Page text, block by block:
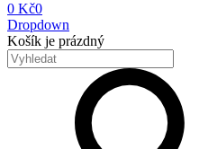
0 Kč0
Dropdown
Košík je prázdný